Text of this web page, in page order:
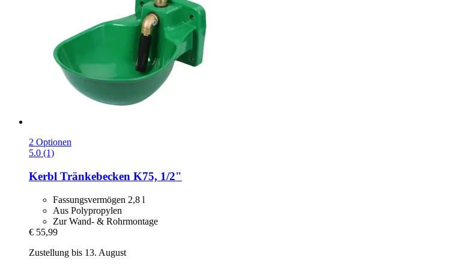
2 Optionen
5.0 (1)
Kerbl Tränkebecken K75, 1/2"
Fassungsvermögen 2,8 l
Aus Polypropylen
Zur Wand- & Rohrmontage
€ 55,99
Zustellung bis 13. August